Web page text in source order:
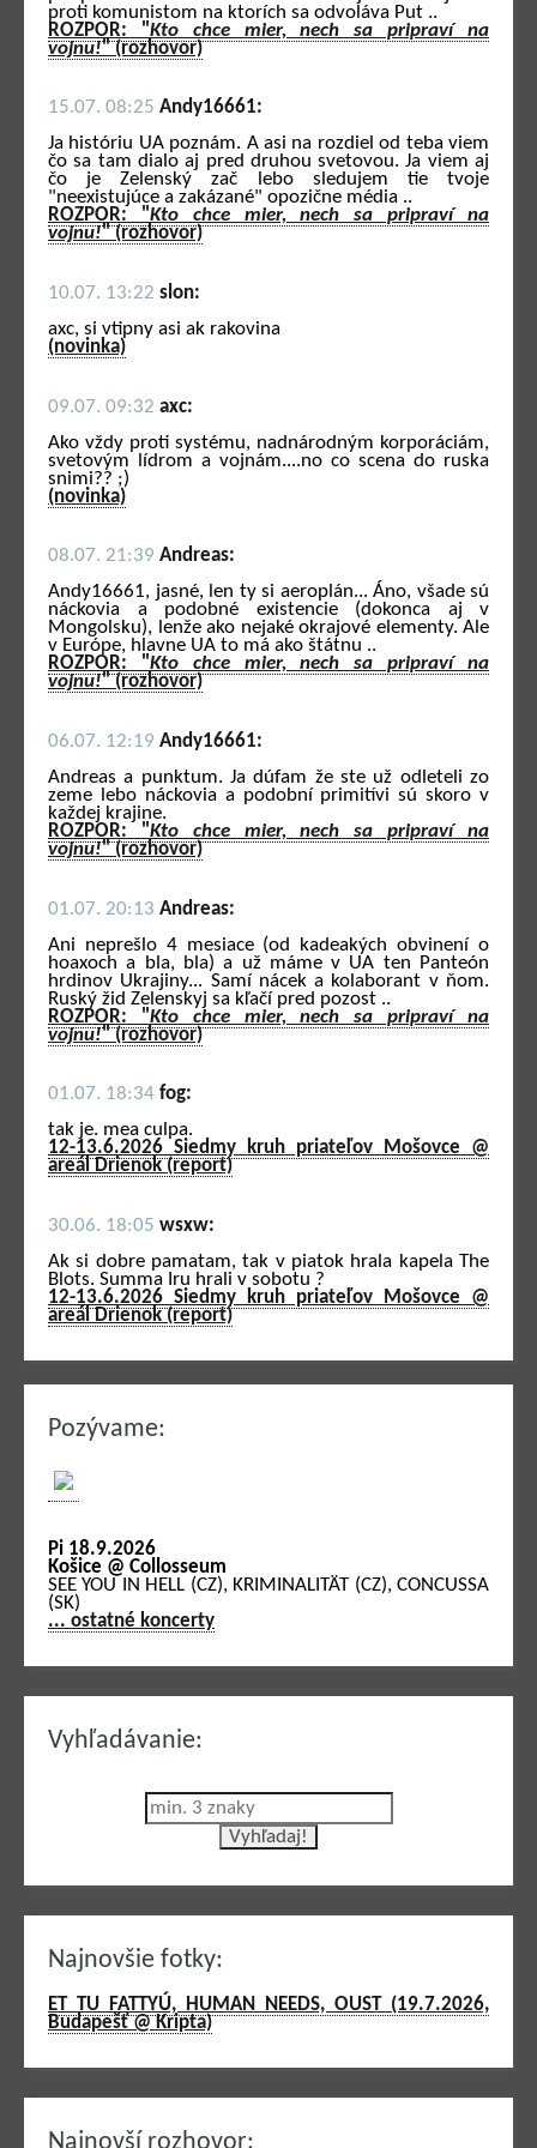
proti komunistom na ktorích sa odvoláva Put ..
ROZPOR: "Kto chce mier, nech sa pripraví na
vojnu!" (rozhovor)
15.07. 08:25 Andy16661:
Ja históriu UA poznám. A asi na rozdiel od teba viem
čo sa tam dialo aj pred druhou svetovou. Ja viem aj
čo je Zelenský zač lebo sledujem tie tvoje
"neexistujúce a zakázané" opozične média ..
ROZPOR: "Kto chce mier, nech sa pripraví na
vojnu!" (rozhovor)
10.07. 13:22 slon:
axc, si vtipny asi ak rakovina
(novinka)
09.07. 09:32 axc:
Ako vždy proti systému, nadnárodným korporáciám,
svetovým lídrom a vojnám....no co scena do ruska
snimi?? ;)
(novinka)
08.07. 21:39 Andreas:
Andy16661, jasné, len ty si aeroplán... Áno, všade sú
náckovia a podobné existencie (dokonca aj v
Mongolsku), lenže ako nejaké okrajové elementy. Ale
v Európe, hlavne UA to má ako štátnu ..
ROZPOR: "Kto chce mier, nech sa pripraví na
vojnu!" (rozhovor)
06.07. 12:19 Andy16661:
Andreas a punktum. Ja dúfam že ste už odleteli zo
zeme lebo náckovia a podobní primitívi sú skoro v
každej krajine.
ROZPOR: "Kto chce mier, nech sa pripraví na
vojnu!" (rozhovor)
01.07. 20:13 Andreas:
Ani neprešlo 4 mesiace (od kadeakých obvinení o
hoaxoch a bla, bla) a už máme v UA ten Panteón
hrdinov Ukrajiny... Samí nácek a kolaborant v ňom.
Ruský žid Zelenskyj sa kľačí pred pozost ..
ROZPOR: "Kto chce mier, nech sa pripraví na
vojnu!" (rozhovor)
01.07. 18:34 fog:
tak je. mea culpa.
12-13.6.2026 Siedmy kruh priateľov Mošovce @
areál Drienok (report)
30.06. 18:05 wsxw:
Ak si dobre pamatam, tak v piatok hrala kapela The
Blots. Summa Iru hrali v sobotu ?
12-13.6.2026 Siedmy kruh priateľov Mošovce @
areál Drienok (report)
Pozývame:
Pi 18.9.2026
Košice @ Collosseum
SEE YOU IN HELL (CZ), KRIMINALITÄT (CZ), CONCUSSA
(SK)
... ostatné koncerty
Vyhľadávanie:
Najnovšie fotky:
ET TU FATTYÚ, HUMAN NEEDS, OUST (19.7.2026,
Budapešť @ Kripta)
Najnovší rozhovor: